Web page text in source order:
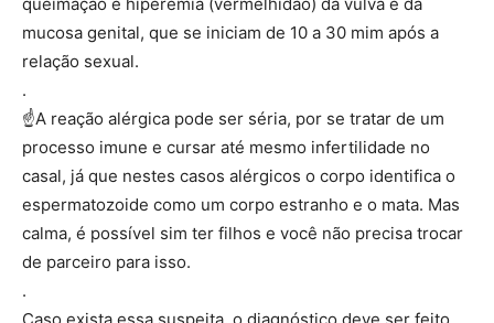
mucosa genital, que se iniciam de 10 a 30 mim após a
relação sexual.
.
☝️A reação alérgica pode ser séria, por se tratar de um
processo imune e cursar até mesmo infertilidade no
casal, já que nestes casos alérgicos o corpo identifica o
espermatozoide como um corpo estranho e o mata. Mas
calma, é possível sim ter filhos e você não precisa trocar
de parceiro para isso.
.